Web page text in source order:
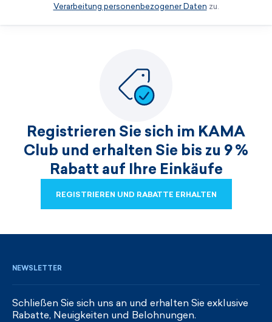
Verarbeitung personenbezogener Daten zu.
Registrieren Sie sich im KAMA
Club und erhalten Sie bis zu 9 %
Rabatt auf Ihre Einkäufe
REGISTRIEREN UND RABATTE ERHALTEN
NEWSLETTER
Schließen Sie sich uns an und erhalten Sie exklusive
Rabatte, Neuigkeiten und Belohnungen.